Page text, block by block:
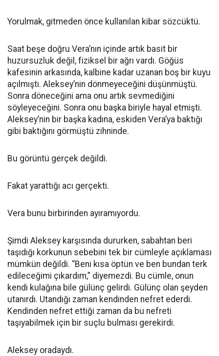
Yorulmak, gitmeden önce kullanılan kibar sözcüktü.
Saat beşe doğru Vera’nın içinde artık basit bir
huzursuzluk değil, fiziksel bir ağrı vardı. Göğüs
kafesinin arkasında, kalbine kadar uzanan boş bir kuyu
açılmıştı. Aleksey’nin dönmeyeceğini düşünmüştü.
Sonra döneceğini ama onu artık sevmediğini
söyleyeceğini. Sonra onu başka biriyle hayal etmişti.
Aleksey’nin bir başka kadına, eskiden Vera’ya baktığı
gibi baktığını görmüştü zihninde.
Bu görüntü gerçek değildi.
Fakat yarattığı acı gerçekti.
Vera bunu birbirinden ayıramıyordu.
Şimdi Aleksey karşısında dururken, sabahtan beri
taşıdığı korkunun sebebini tek bir cümleyle açıklaması
mümkün değildi. “Beni kısa öptün ve ben bundan terk
edileceğimi çıkardım,” diyemezdi. Bu cümle, onun
kendi kulağına bile gülünç gelirdi. Gülünç olan şeyden
utanırdı. Utandığı zaman kendinden nefret ederdi.
Kendinden nefret ettiği zaman da bu nefreti
taşıyabilmek için bir suçlu bulması gerekirdi.
Aleksey oradaydı.